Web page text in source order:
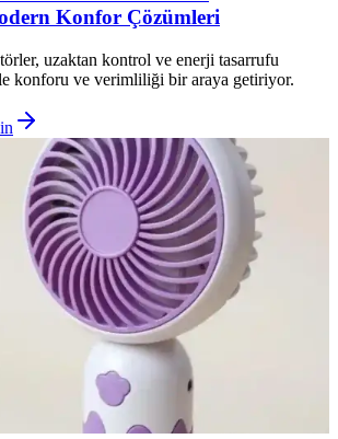
Konfor Çözümleri
uzaktan kontrol ve enerji tasarrufu
konforu ve verimliliği bir araya getiriyor.